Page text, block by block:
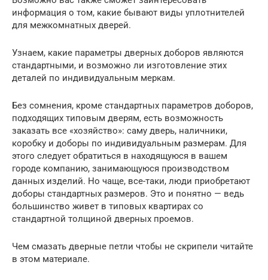
информация о том, какие бывают виды уплотнителей
для межкомнатных дверей.
Узнаем, какие параметры дверных доборов являются
стандартными, и возможно ли изготовление этих
деталей по индивидуальным меркам.
Без сомнения, кроме стандартных параметров доборов,
подходящих типовым дверям, есть возможность
заказать все «хозяйство»: саму дверь, наличники,
коробку и доборы по индивидуальным размерам. Для
этого следует обратиться в находящуюся в вашем
городе компанию, занимающуюся производством
данных изделий. Но чаще, все-таки, люди приобретают
доборы стандартных размеров. Это и понятно — ведь
большинство живет в типовых квартирах со
стандартной толщиной дверных проемов.
Чем смазать дверные петли чтобы не скрипели читайте
в этом материале.